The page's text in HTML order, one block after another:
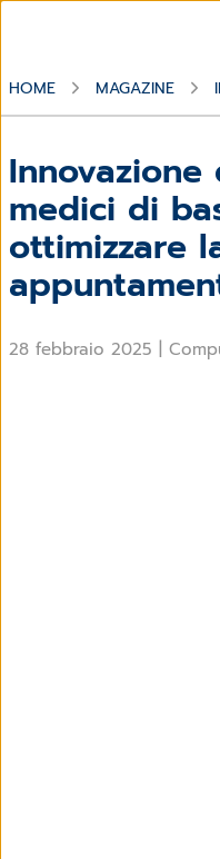
HOME MAGAZINE
medici di
ottimizzare
28 febbraio 2025